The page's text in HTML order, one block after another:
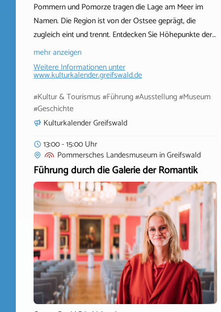
Pommern und Pomorze tragen die Lage am Meer im
Namen. Die Region ist von der Ostsee geprägt, die
zugleich eint und trennt. Entdecken Sie Höhepunkte der…
mehr anzeigen
Weitere Informationen unter
www.kulturkalender.greifswald.de
#Kultur & Tourismus #Führung #Ausstellung #Museum
#Geschichte
Kulturkalender Greifswald
13:00 - 15:00 Uhr
Pommersches LandesmuseuminGreifswald
Führung durch die Galerie der Romantik